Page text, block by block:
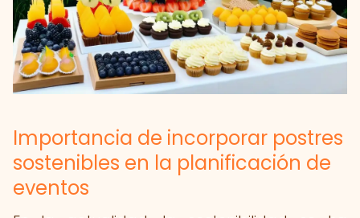
Importancia de incorporar postres
sostenibles en la planificación de
eventos